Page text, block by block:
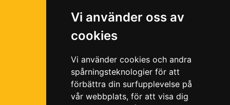
Vi använder oss av
cookies
Vi använder cookies och andra
spårningsteknologier för att
förbättra din surfupplevelse på
vår webbplats, för att visa dig
Ramavtal